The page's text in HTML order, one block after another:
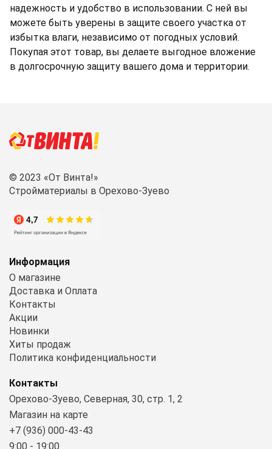
надежность и удобство в использовании. С ней вы
можете быть уверены в защите своего участка от
избытка влаги, независимо от погодных условий.
Покупая этот товар, вы делаете выгодное вложение
в долгосрочную защиту вашего дома и территории.
© 2023 «От Винта!»
Стройматериалы в Орехово-Зуево
Контакты
Орехово-Зуево, Северная, 30, стр. 1, 2
Магазин на карте
+7 (936) 000-43-43
9:00 - 19:00
Информация
О магазине
Доставка и Оплата
Контакты
Акции
Новинки
Хиты продаж
Политика конфиденциальности